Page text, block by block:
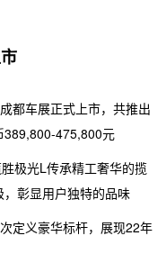
都车展正式上市，共推出
389,800-475,800元
极光L传承精工奢华的揽
彰显用户独特的品味
定义豪华标杆，展现22年